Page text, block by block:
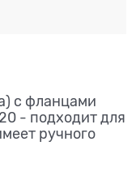
с фланцами
- подходит для
ручного